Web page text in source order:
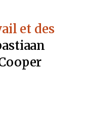
et des